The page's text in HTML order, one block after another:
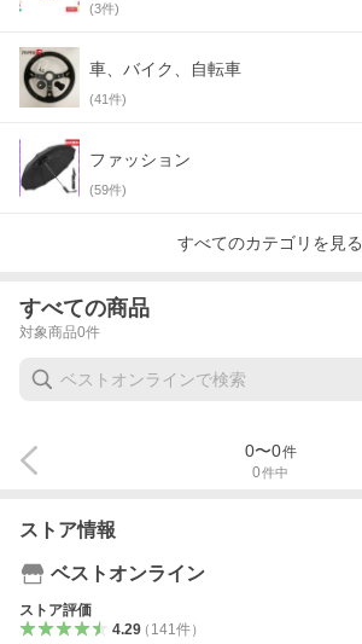
(3件)
車、バイク、自転車
(41件)
ファッション
(59件)
すべてのカテゴリを見る
すべての商品
対象商品0件
0件中
0〜0件
ストア情報
ベストオンライン
ストア評価
4.29（ 141 件）